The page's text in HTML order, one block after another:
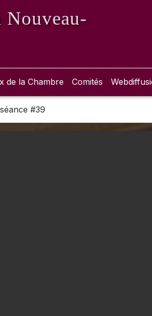
Nouveau-
de la Chambre Comités
#39